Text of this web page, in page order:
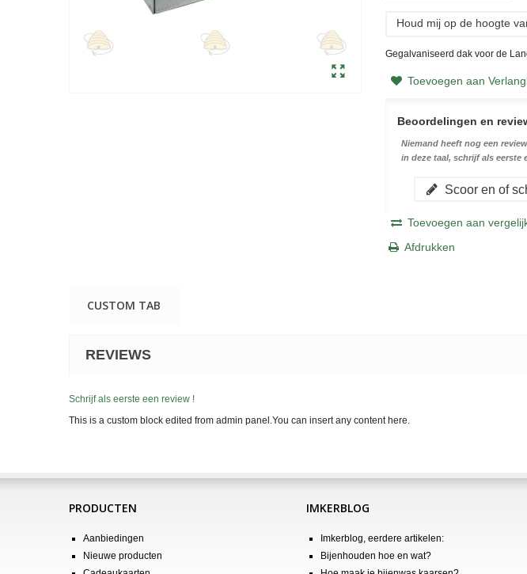
Houd mij op de hoogte
Gegalvaniseerd dak voor de
Toevoegen aan
Beoordelingen en
Niemand heeft nog een
in deze taal, schrijf als eerste
Scoor en of
Toevoegen aan
Afdrukken
CUSTOM TAB
REVIEWS
Schrijf als eerste een review !
This is a custom block edited from admin panel.You can insert any content here.
PRODUCTEN
Aanbiedingen
Nieuwe producten
IMKERBLOG
Imkerblog, eerdere artikelen:
Bijenhouden hoe en wat?